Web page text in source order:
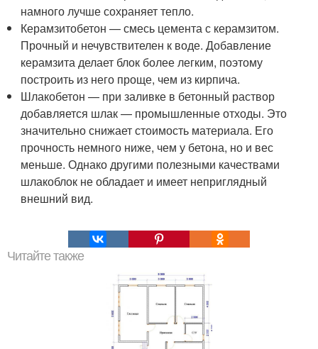
намного лучше сохраняет тепло.
Керамзитобетон — смесь цемента с керамзитом.
Прочный и нечувствителен к воде. Добавление
керамзита делает блок более легким, поэтому
построить из него проще, чем из кирпича.
Шлакобетон — при заливке в бетонный раствор
добавляется шлак — промышленные отходы. Это
значительно снижает стоимость материала. Его
прочность немного ниже, чем у бетона, но и вес
меньше. Однако другими полезными качествами
шлакоблок не обладает и имеет неприглядный
внешний вид.
Читайте также